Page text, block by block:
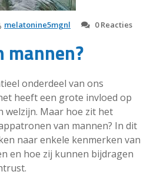
melatonine5mgnl 0 Reacties
mannen?
onderdeel van ons
heeft een grote invloed op
welzijn. Maar hoe zit het
van mannen? In dit
naar enkele kenmerken van
en hoe zij kunnen bijdragen